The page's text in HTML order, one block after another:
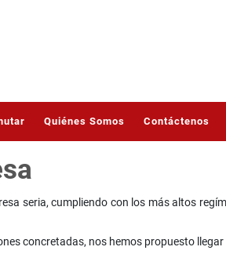
Quiénes Somos Contáctenos
seria, cumpliendo con los más altos
concretadas, nos hemos propuesto